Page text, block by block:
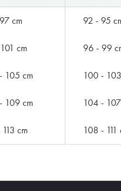
cm 92 - 95
cm 96 - 99
105 cm 100 -
109 cm 104 -
cm 108 - 111